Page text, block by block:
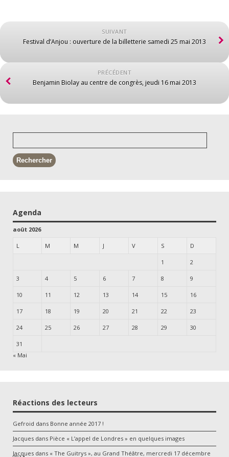
SUIVANT
Festival d’Anjou : ouverture de la billetterie samedi 25 mai 2013
PRÉCÉDENT
Benjamin Biolay au centre de congrès, jeudi 16 mai 2013
Agenda
août 2026
L M M J V S D
1 2
3 4 5 6 7 8 9
10 11 12 13 14 15 16
17 18 19 20 21 22 23
24 25 26 27 28 29 30
31
« Mai
Réactions des lecteurs
Gefroid dans Bonne année 2017 !
Jacques dans Pièce « L’appel de Londres » en quelques images
Jacques dans « The Guitrys », au Grand Théâtre, mercredi 17 décembre